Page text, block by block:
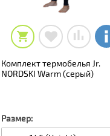
Комплект термобелья Jr.
NORDSKI Warm (серый)
Размер: